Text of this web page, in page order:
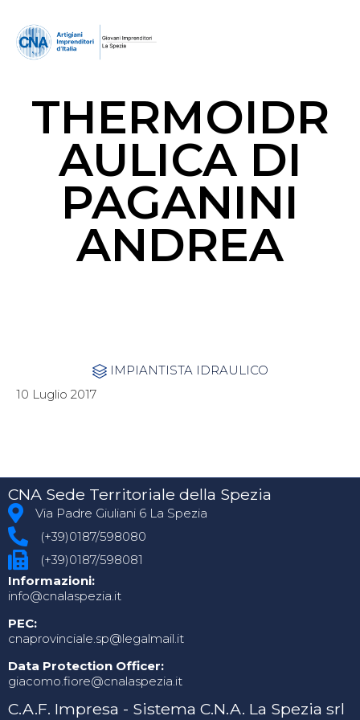
THERMOIDR
AULICA DI
PAGANINI
ANDREA
 Category
IMPIANTISTA IDRAULICO
10 Luglio 2017
CNA Sede Territoriale della Spezia
Via Padre Giuliani 6 La Spezia
(+39)0187/598080
(+39)0187/598081
Informazioni:
info@cnalaspezia.it
PEC:
cnaprovinciale.sp@legalmail.it
Data Protection Officer:
giacomo.fiore@cnalaspezia.it
C.A.F. Impresa - Sistema C.N.A. La Spezia srl